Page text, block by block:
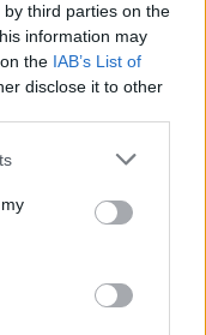
third parties on the
information may
the IAB’s List of
disclose it to other
une partition au
Vidéos
In The